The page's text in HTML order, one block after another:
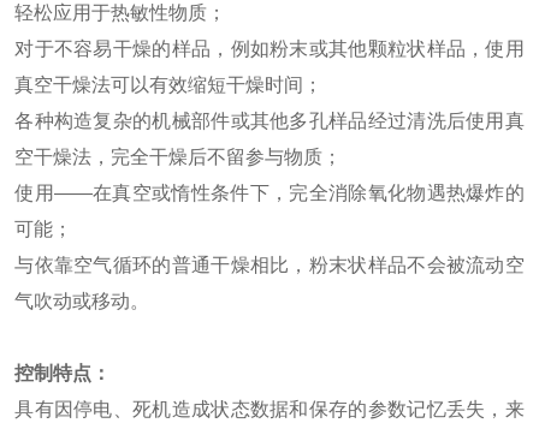
轻松应用于热敏性物质；
对于不容易干燥的样品，例如粉末或其他颗粒状样品，使用
真空干燥法可以有效缩短干燥时间；
各种构造复杂的机械部件或其他多孔样品经过清洗后使用真
空干燥法，完全干燥后不留参与物质；
使用――在真空或惰性条件下，完全消除氧化物遇热爆炸的
可能；
与依靠空气循环的普通干燥相比，粉末状样品不会被流动空
气吹动或移动。
控制特点：
具有因停电、死机造成状态数据和保存的参数记忆丢失，来